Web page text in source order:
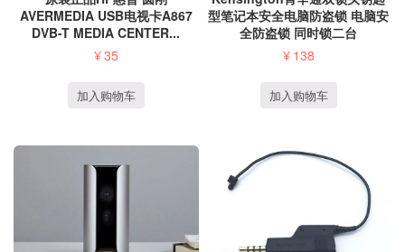
AVERMEDIA USB电视卡A867
DVB-T MEDIA CENTER...
¥35
加入购物车
型笔记本安全电脑防盗锁 电脑安
全防盗锁 同时锁二台
¥ 138
加入购物车